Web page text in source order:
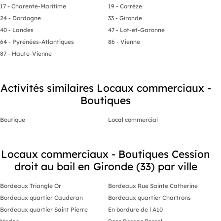
Agence Imobilier Professionnel Gujan-Mestras
/ : Directeur
Carte T CPI69 42319
17 - Charente-Maritime
19 - Corrèze
24 - Dordogne
33 - Gironde
40 - Landes
47 - Lot-et-Garonne
64 - Pyrénées-Atlantiques
86 - Vienne
87 - Haute-Vienne
Activités similaires Locaux commerciaux -
Boutiques
Boutique Local commercial
Locaux commerciaux - Boutiques Cession
droit au bail en Gironde (33) par ville
Bordeaux Triangle Or
Bordeaux Rue Sainte Catherine
Bordeaux quartier Cauderan
Bordeaux quartier Chartrons
Bordeaux quartier Saint Pierre
En bordure de l A10